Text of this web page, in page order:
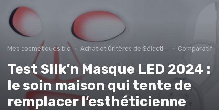
Mes cosmetiques bio Achat et Critères de Sélection Comparatifs
Test Silk’n Masque LED 2024 :
le soin maison qui tente de
remplacer l’esthéticienne